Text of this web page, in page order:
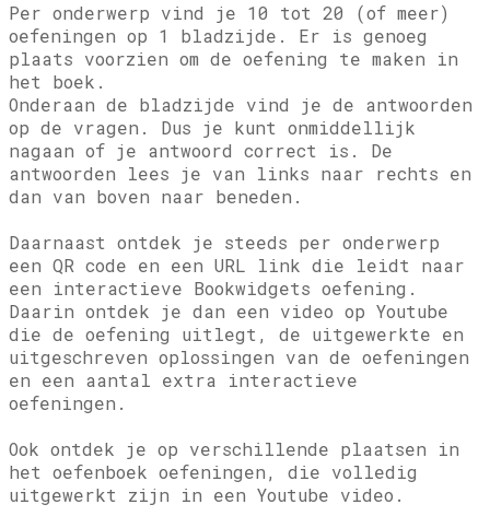
Per onderwerp vind je 10 tot 20 (of meer)
oefeningen op 1 bladzijde. Er is genoeg
plaats voorzien om de oefening te maken in
het boek.
Onderaan de bladzijde vind je de antwoorden
op de vragen. Dus je kunt onmiddellijk
nagaan of je antwoord correct is. De
antwoorden lees je van links naar rechts en
dan van boven naar beneden.
Daarnaast ontdek je steeds per onderwerp
een QR code en een URL link die leidt naar
een interactieve Bookwidgets oefening.
Daarin ontdek je dan een video op Youtube
die de oefening uitlegt, de uitgewerkte en
uitgeschreven oplossingen van de oefeningen
en een aantal extra interactieve
oefeningen.
Ook ontdek je op verschillende plaatsen in
het oefenboek oefeningen, die volledig
uitgewerkt zijn in een Youtube video.